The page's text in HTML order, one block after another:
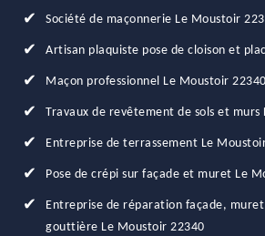
Société de maçonnerie Le Moustoir
Artisan plaquiste pose de cloison et
Maçon professionnel Le Moustoir 22340
Travaux de revêtement de sols et murs
Entreprise de terrassement Le
Pose de crépi sur façade et muret Le
Entreprise de réparation façade,
gouttière Le Moustoir 22340